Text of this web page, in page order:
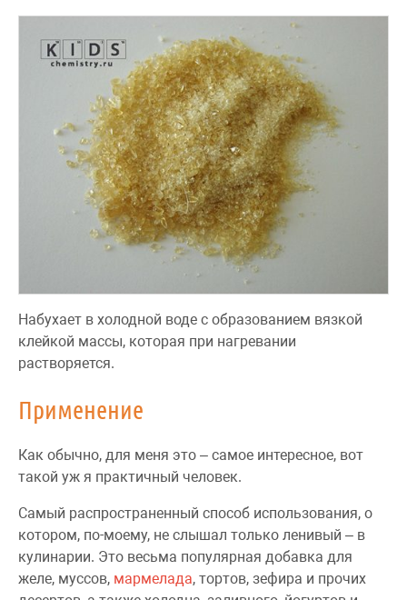
Набухает в холодной воде с образованием вязкой
клейкой массы, которая при нагревании
растворяется.
Применение
Как обычно, для меня это – самое интересное, вот
такой уж я практичный человек.
Самый распространенный способ использования, о
котором, по-моему, не слышал только ленивый – в
кулинарии. Это весьма популярная добавка для
желе, муссов, мармелада, тортов, зефира и прочих